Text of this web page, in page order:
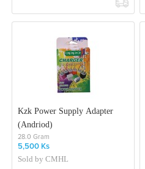
Kzk Power Supply Adapter
(Andriod)
28.0 Gram
5,500 Ks
Sold byCMHL